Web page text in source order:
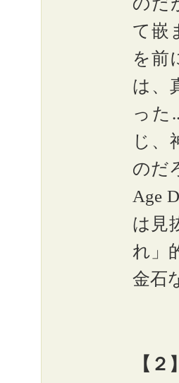
て嵌
を前
は、
った
じ、
のだ
Age
は見
れ」
金石
【２